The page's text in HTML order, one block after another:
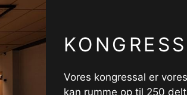
Vores kongressal er
kan rumme op til 250